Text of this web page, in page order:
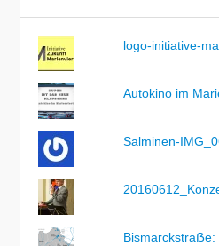
logo-initiative-
Autokino im
Salminen-